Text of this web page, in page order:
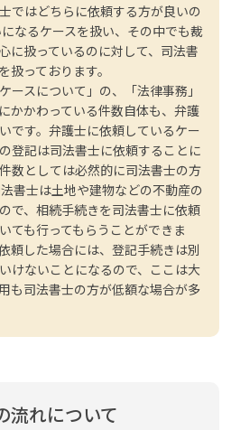
ではどちらに依頼する方が良いの
なるケースを扱い、その中でも裁
に扱っているのに対して、司法書
扱っております。
ースについて」の、「法律事務」
かかわっている件数自体も、弁護
です。弁護士に依頼しているケー
登記は司法書士に依頼することに
数としては必然的に司法書士の方
書士は土地や建物などの不動産の
で、相続手続きを司法書士に依頼
ても行ってもらうことができま
頼した場合には、登記手続きは別
けないことになるので、ここは大
も司法書士の方が低額な場合が多
流れについて